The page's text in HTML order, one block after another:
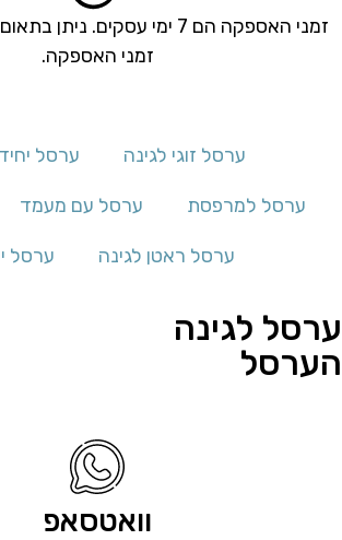
זמני האספקה הם 7 ימי עסקים.
זמני האספקה.
ערסל זוגי לגינה ערסל
ערסל למרפסת ערסל עם מעמד
ערסל ראטן לגינה ערסל
ערסל לגינה
הערסל
וואטסאפ